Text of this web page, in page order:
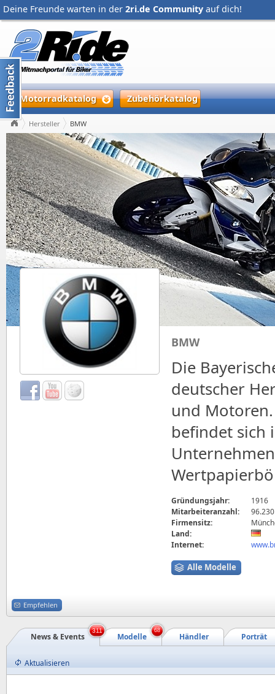
Deine Freunde warten in der 2ri.de Community auf dich!
Motorradkatalog Zubehörkatalog
Hersteller BMW
BMW
Die
deutscher
und
befindet sich
Gründungsjahr:
1916
Mitarbeiteranzahl:
96.230
Firmensitz:
Land:
Internet:
Alle Modelle
Empfehlen
Porträt
Händler
Modelle
News & Events
311 68
Aktualisieren